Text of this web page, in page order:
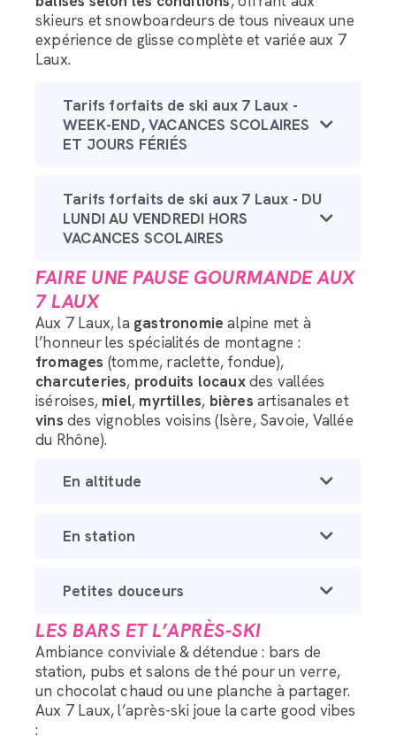
skieurs et snowboardeurs de tous niveaux une
expérience de glisse complète et variée aux 7
Laux.
Tarifs forfaits de ski aux 7 Laux -
WEEK-END, VACANCES SCOLAIRES
ET JOURS FÉRIÉS
Tarifs forfaits de ski aux 7 Laux - DU
LUNDI AU VENDREDI HORS
VACANCES SCOLAIRES
FAIRE UNE PAUSE GOURMANDE AUX
7 LAUX
Aux 7 Laux, la gastronomie alpine met à
l’honneur les spécialités de montagne :
fromages (tomme, raclette, fondue),
charcuteries, produits locauxdes vallées
iséroises, miel, myrtilles, bières artisanales et
vins des vignobles voisins (Isère, Savoie, Vallée
du Rhône).
En altitude
En station
Petites douceurs
LES BARS ET L’APRÈS-SKI
Ambiance conviviale & détendue : bars de
station, pubs et salons de thé pour un verre,
un chocolat chaud ou une planche à partager.
Aux 7 Laux, l’après-ski joue la carte good vibes
: